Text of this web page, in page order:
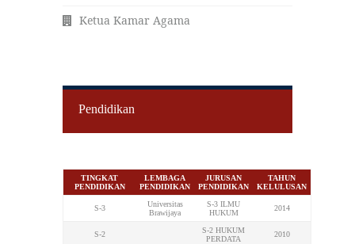
Ketua Kamar Agama
Pendidikan
TINGKAT
PENDIDIKAN
LEMBAGA
PENDIDIKAN
JURUSAN
PENDIDIKAN
TAHUN
KELULUSAN
S-3
Universitas
Brawijaya
S-3 ILMU
HUKUM
2014
S-2
S-2 HUKUM
PERDATA
2010